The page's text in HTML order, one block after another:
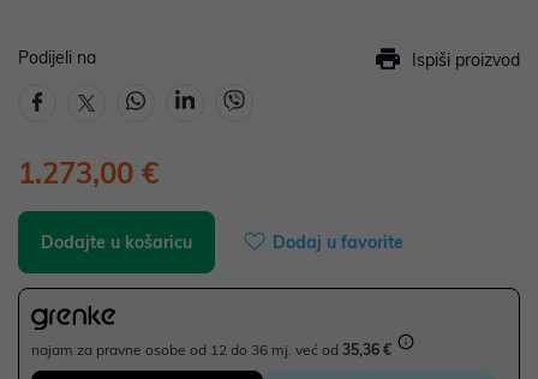
Podijeli na Ispiši proizvod
1.273,00 €
Dodajte u košaricu Dodaj u favorite
najam za pravne osobe od 12 do 36 mj. već od 35,36 €